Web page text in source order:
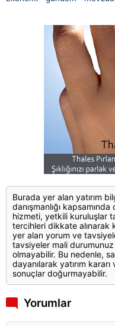
Burada yer alan yatırım
danışmanlığı kapsamında
hizmeti, yetkili kuruluşlar
tercihleri dikkate alınarak
yer alan yorum ve
tavsiyeler mali
olmayabilir. Bu nedenle,
dayanılarak yatırım
sonuçlar doğurmayabilir.
Yorumlar